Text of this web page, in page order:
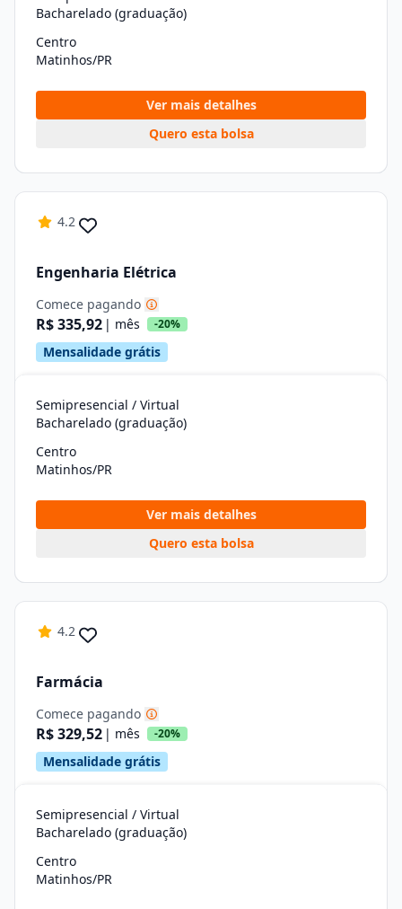
Bacharelado (graduação)
Centro
Matinhos/PR
Ver mais detalhes
Quero esta bolsa
4.2
Engenharia Elétrica
Comece pagando
R$ 335,92 | mês -20%
Mensalidade grátis
Semipresencial / Virtual
Bacharelado (graduação)
Centro
Matinhos/PR
Ver mais detalhes
Quero esta bolsa
4.2
Farmácia
Comece pagando
R$ 329,52 | mês -20%
Mensalidade grátis
Semipresencial / Virtual
Bacharelado (graduação)
Centro
Matinhos/PR